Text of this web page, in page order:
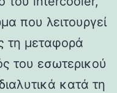
που λειτουργεί
τη μεταφορά
του εσωτερικού
κατά τη